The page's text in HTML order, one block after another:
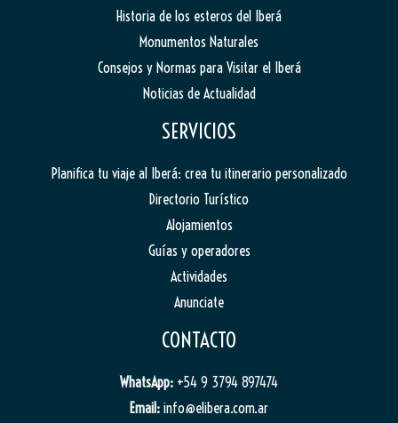
Historia de los esteros del Iberá
Monumentos Naturales
Consejos y Normas para Visitar el Iberá
Noticias de Actualidad
SERVICIOS
Planifica tu viaje al Iberá: crea tu itinerario personalizado
Directorio Turístico
Alojamientos
Guías y operadores
Actividades
Anunciate
CONTACTO
WhatsApp: +54 9 3794 897474
Email: info@elibera.com.ar